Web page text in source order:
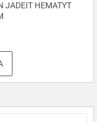
JADEIT HEMATYT